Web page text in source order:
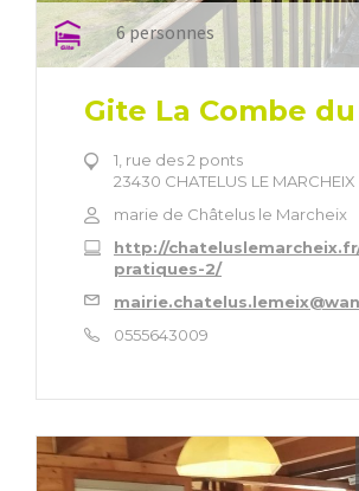
6 personnes
Gite La Combe
1, rue des 2 ponts
23430 CHATELUS LE MARCHEIX
marie de Châtelus le Marcheix
http://
pratiques-2/
0555643009